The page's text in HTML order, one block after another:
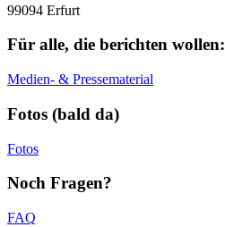
99094 Erfurt
Für alle, die berichten wollen:
Medien- & Pressematerial
Fotos (bald da)
Fotos
Noch Fragen?
FAQ